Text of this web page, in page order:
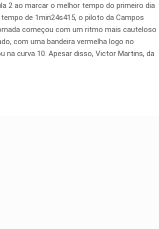
2 ao marcar o melhor tempo do primeiro dia
de 1min24s415, o piloto da Campos
começou com um ritmo mais cauteloso
com uma bandeira vermelha logo no
na curva 10. Apesar disso, Victor Martins, da